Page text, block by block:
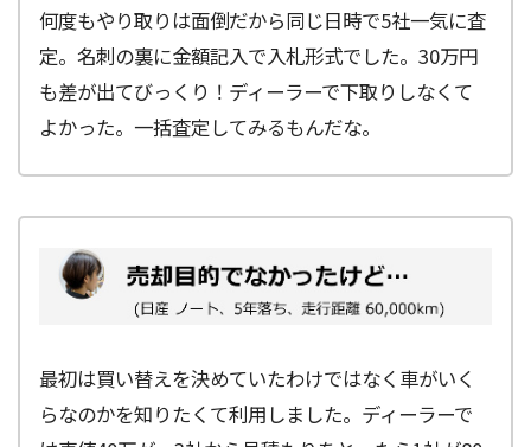
何度もやり取りは面倒だから同じ日時で5社一気に査
定。名刺の裏に金額記入で入札形式でした。30万円
も差が出てびっくり！ディーラーで下取りしなくて
よかった。一括査定してみるもんだな。
最初は買い替えを決めていたわけではなく車がいく
らなのかを知りたくて利用しました。ディーラーで